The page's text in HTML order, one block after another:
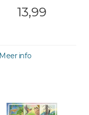
13,99